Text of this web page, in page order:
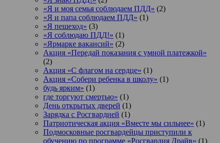
«Я и моя семья соблюдаем ПДД» (2)
«Я и папа соблюдаем ПДД» (1)
«Я пешеход» (3)
«Я соблюдаю ПДД!» (1)
«Ярмарке вакансий» (2)
Акция «Передай показания с умной платежкой»
(2)
Акция «С флагом на сердце» (1)
Акция «Собери ребенка в школу» (1)
будь ярким» (1)
где торгуют смертью» (1)
День открытых дверей (1)
Зарядка с Росгвардией (1)
Патриотическая акция «Вместе мы сильнее» (1)
Подмосковные росгвардейцы приступили к
обучению по программе «Росгвардия Драйв» (1)